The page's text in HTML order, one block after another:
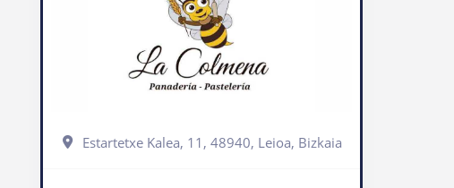
Estartetxe Kalea, 11, 48940, Leioa, Bizkaia